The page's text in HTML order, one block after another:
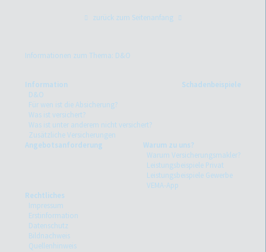
zurück zum Seitenanfang
Informationen zum Thema: D&O
Information
D&O
Für wen ist die Absicherung?
Was ist versichert?
Was ist unter anderem nicht versichert?
Zusätzliche Versicherungen
Schadenbeispiele
Angebotsanforderung
Warum zu uns?
Warum Versicherungsmakler?
Leistungsbeispiele Privat
Leistungsbeispiele Gewerbe
VEMA-App
Rechtliches
Impressum
Erstinformation
Datenschutz
Bildnachweis
Quellenhinweis